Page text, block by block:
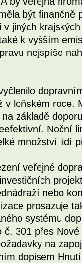
být finančně
v jiných
k vyšším
nejspíše
v loňském roce.
základě
Noční
množství lidí
veřejné
nebo
prosazuje
systému
č. 301 přes
na
dopisem